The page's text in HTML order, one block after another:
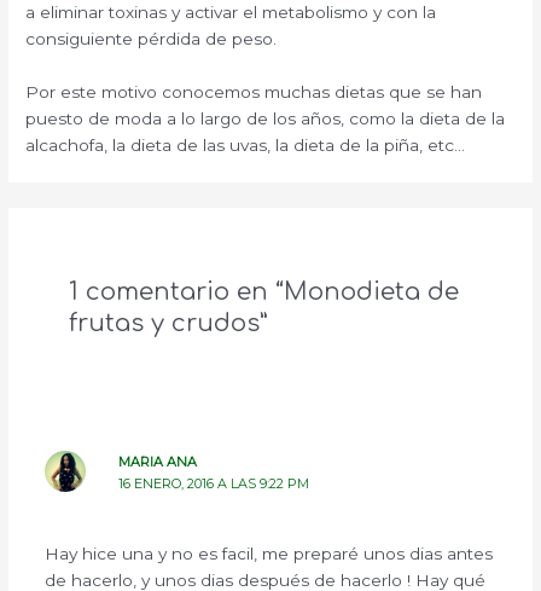
a eliminar toxinas y activar el metabolismo y con la
consiguiente pérdida de peso.
Por este motivo conocemos muchas dietas que se han
puesto de moda a lo largo de los años, como la dieta de la
alcachofa, la dieta de las uvas, la dieta de la piña, etc…
1 comentario en “Monodieta de
frutas y crudos”
MARIA ANA
16 ENERO, 2016 A LAS 9:22 PM
Hay hice una y no es facil, me preparé unos dias antes
de hacerlo, y unos dias después de hacerlo ! Hay qué